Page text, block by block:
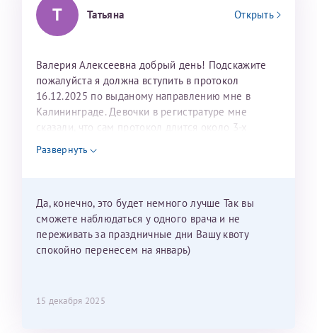
Т Татьяна Открыть
Валерия Алексеевна добрый день! Подскажите
пожалуйста я должна вступить в протокол
16.12.2025 по выданому направлению мне в
Калининграде. Девочки в регистратуре мне
сказали, что сам протокол длится около 3-х
недель и 3 недели я должна находится в Питере.
Можно мне новый год провести в Калининграде и
Развернуть
Да, конечно, это будет немного лучше Так вы
сможете наблюдаться у одного врача и не
переживать за праздничные дни Вашу квоту
спокойно перенесем на январь)
15 декабря 2025